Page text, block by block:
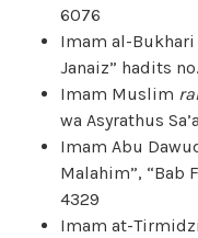
6076
Imam al-Bukhari
Janaiz” hadits
Imam Muslim
wa Asyrathus
Imam Abu
Malahim”, “Bab
4329
Imam at-Tirmidzi